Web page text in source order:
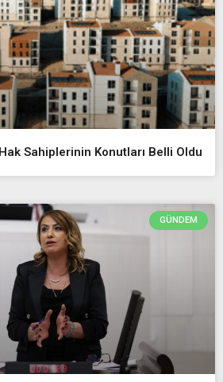
Sahiplerinin Konutları Belli Oldu
GÜNDEM